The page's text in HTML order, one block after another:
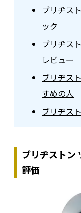
ブリヂス
ック
ブリヂス
レビュー
ブリヂス
すめの人
ブリヂス
ブリヂストン
評価